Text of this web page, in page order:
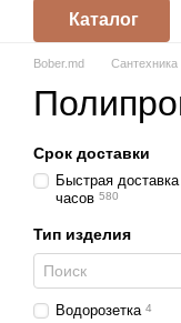
Каталог
Bober.md Сантехника
Срок доставки
Быстрая
часов 580
Тип изделия
Водорозетка 4